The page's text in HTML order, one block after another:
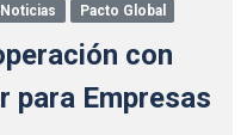
Noticias Pacto Global
con
para Empresas